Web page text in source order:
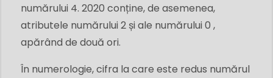
numărului 4. 2020 conține, de asemenea,
atributele numărului 2 și ale numărului 0 ,
apărând de două ori.
În numerologie, cifra la care este redus numărul